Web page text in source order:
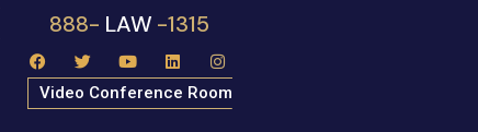
888- LAW
529 -1315
Video Conference Room